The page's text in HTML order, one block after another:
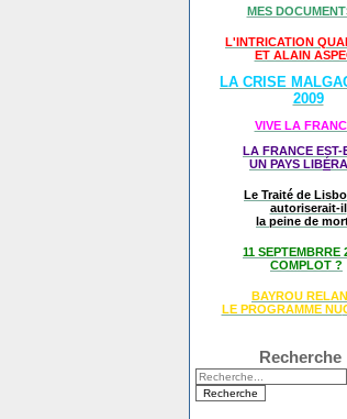
MES
L'INTRICATION
ET ALAIN
LA CRISE
2009
VIVE LA
LA FRANCE EST-
UN PAYS LIBÉ
Le Traité de
autoriserait-il
la peine de
11 SEPTEMBRRE
COMPLOT ?
BAYROU
LE PROGRAMME NU
Recherche